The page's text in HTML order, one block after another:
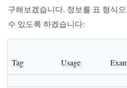
구해보겠습니다. 정보를 표 형식
수 있도록 하겠습니다:
Tag Usage